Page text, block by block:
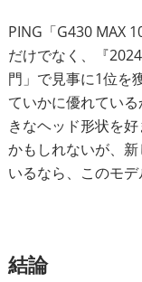
PING「G430 MAX
だけでなく、『
門」で見事に1位を
ていかに優れてい
きなヘッド形状を
かもしれないが、
いるなら、このモデ
結論